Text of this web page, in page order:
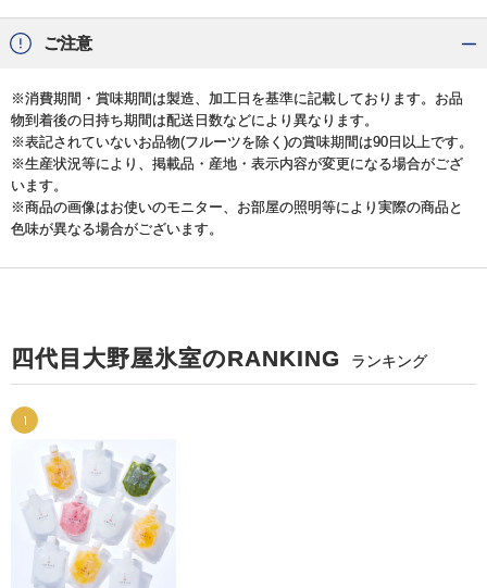
ご注意
※消費期間・賞味期間は製造、加工日を基準に記載しております。お品
物到着後の日持ち期間は配送日数などにより異なります。
※表記されていないお品物(フルーツを除く)の賞味期間は90日以上です。
※生産状況等により、掲載品・産地・表示内容が変更になる場合がござ
います。
※商品の画像はお使いのモニター、お部屋の照明等により実際の商品と
色味が異なる場合がございます。
四代目大野屋氷室のRANKING ランキング
1